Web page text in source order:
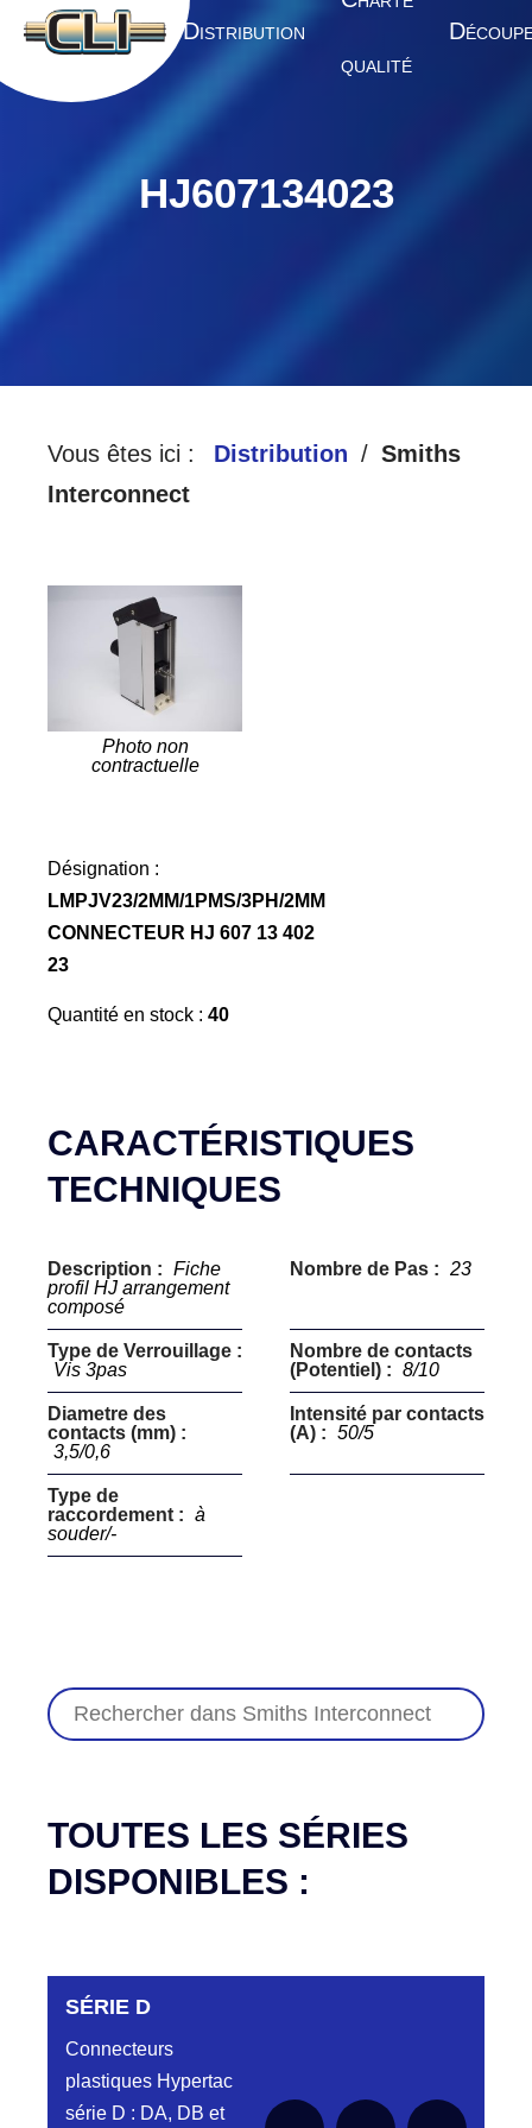
A CCUEIL DISTRIBUTION
QUALITÉ
D
HJ607134023
Vous êtes ici : Distribution
Smiths
Interconnect
Photo non
contractuelle
Désignation :
LMPJV23/2MM/1PMS/3PH/2MM
CONNECTEUR HJ 607 13 402
23
Quantité en stock : 40
CARACTÉRISTIQUES
TECHNIQUES
Description : Fiche
profil HJ arrangement
composé
Nombre de Pas : 23
Type de Verrouillage :
Vis 3pas
Nombre de contacts
(Potentiel) : 8/10
Diametre des
contacts (mm) :
3,5/0,6
Intensité par contacts
(A) : 50/5
Type de
raccordement : à
souder/-
TOUTES LES SÉRIES
DISPONIBLES :
SÉRIE D
Connecteurs
plastiques Hypertac
série D : DA, DB et